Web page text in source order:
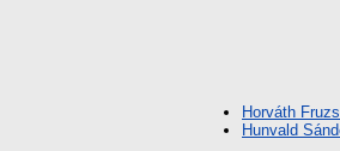
Horváth
Hunvald